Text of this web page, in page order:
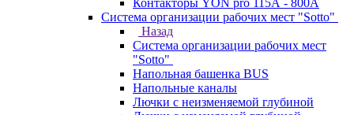
Контакторы YON pro 115А - 800А
Система организации рабочих мест "Sotto"
Назад
Система организации рабочих мест
"Sotto"
Напольная башенка BUS
Напольные каналы
Лючки с неизменяемой глубиной